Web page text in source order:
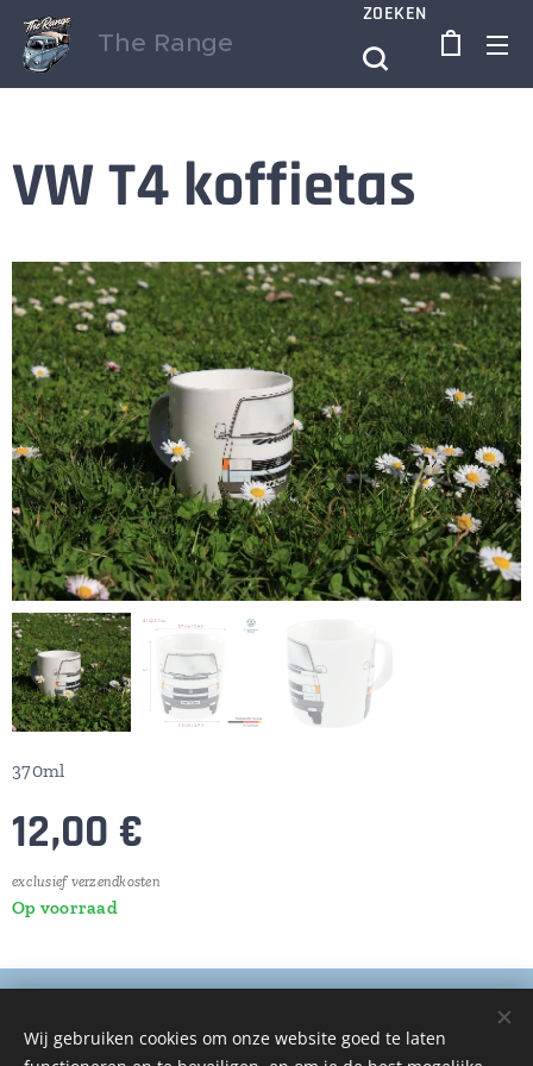
The Range
ZOEKEN
VW T4 koffietas
370ml
12,00 €
exclusief verzendkosten
Op voorraad
De Auto Zorg
Wij gebruiken cookies om onze website goed te laten